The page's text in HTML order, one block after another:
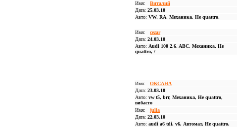
Имя: Виталий
Дата: 25.03.10
Авто: VW, RA, Механика, Не quattro,
Имя: cezar
Дата: 24.03.10
Авто: Audi 100 2.6, ABC, Механика, Не
quattro, /
Имя: ОКСАНА
Дата: 23.03.10
Авто: vw t5, brr, Механика, Не quattro,
вибасто
Имя: julia
Дата: 22.03.10
Авто: audi a6 tdi, v6, Автомат, Не quattro,